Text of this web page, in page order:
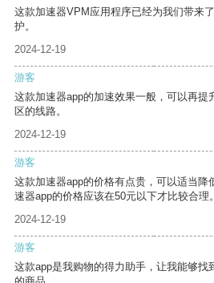
这款加速器VPM应用程序已经为我们带来
护。
2024-12-19
游客
这款加速器app的加速效果一般，可以再提
区的线路。
2024-12-19
游客
这款加速器app的价格有点贵，可以适当降
速器app的价格应该在50元以下才比较合理。
2024-12-19
游客
这款app是我购物的得力助手，让我能够找